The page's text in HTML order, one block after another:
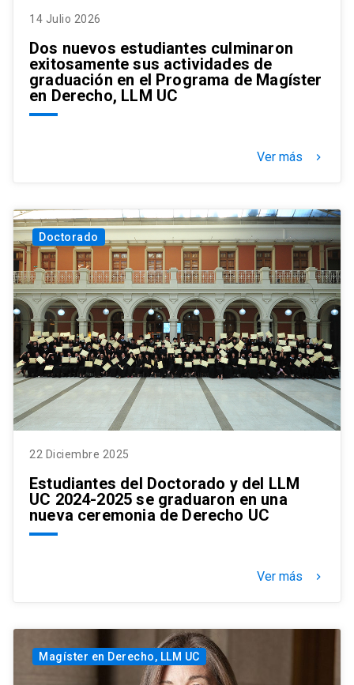
14 Julio 2026
Dos nuevos estudiantes culminaron
exitosamente sus actividades de
graduación en el Programa de Magíster
en Derecho, LLM UC
Ver más keyboard_arrow_right
Doctorado
22 Diciembre 2025
Estudiantes del Doctorado y del LLM
UC 2024-2025 se graduaron en una
nueva ceremonia de Derecho UC
Ver más keyboard_arrow_right
Magíster en Derecho, LLM UC